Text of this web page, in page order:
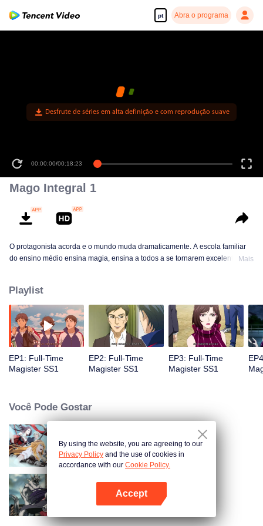
pt Abra o programa
Abra o programa
Desfrute de séries em alta definição e com reprodução suave
00:00:00/00:18:23
Mago Integral 1
O protagonista acorda e o mundo muda dramaticamente. A escola familiar
do ensino médio ensina magia, ensina a todos a se tornarem excelentes
estranhos, um pai que batalha no nível mais baixo da sociedade, uma irmã
de beleza pura mas que não pode andar e não é do mesmo sangue...
Mais
Playlist
EP1: Full-Time
Magister SS1
EP2: Full-Time
Magister SS1
EP3: Full-Time
Magister SS1
Você Pode Gostar
O Avatar do Rei
Mago Integral 2
By using the website, you are agreeing to our
Privacy Policy and the use of cookies in
accordance with our Cookie Policy.
Accept